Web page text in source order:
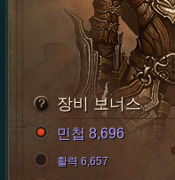
장비 보너스
민첩 8,696
활력 6,657